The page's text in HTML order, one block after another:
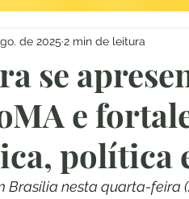
se
e
política
de 2025 2 min de leitura
Brasília nesta quarta-feira